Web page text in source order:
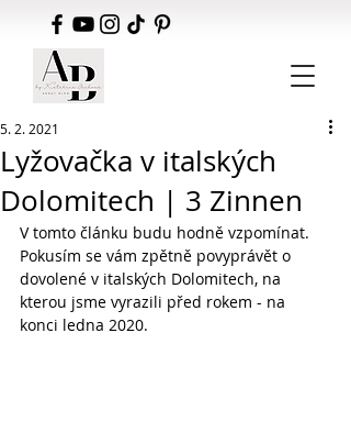
Lyžovačka v italských
Dolomitech | 3 Zinnen
5. 2. 2021
V tomto článku budu hodně vzpomínat.
Pokusím se vám zpětně povyprávět o
dovolené v italských Dolomitech, na
kterou jsme vyrazili před rokem - na
konci ledna 2020.